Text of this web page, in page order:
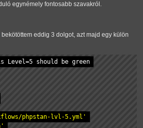
egynémely fontosabb szavakról.
bekötöttem eddig 3 dolgot, azt majd egy külön
Level=5 should be green
phpstan-lvl-5.yml'